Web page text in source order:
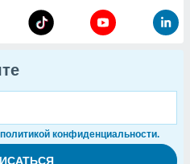
конфиденциальности.